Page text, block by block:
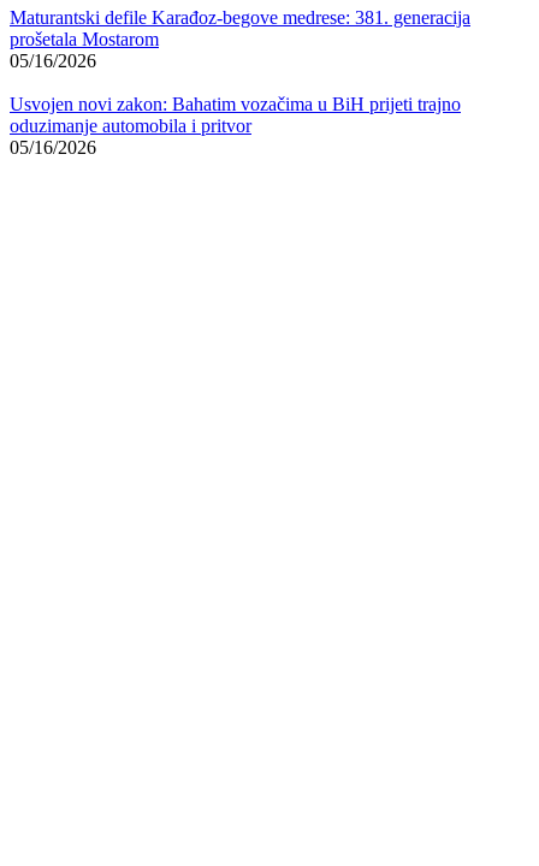
Maturantski defile Karađoz-begove medrese: 381. generacija
prošetala Mostarom
05/16/2026
Usvojen novi zakon: Bahatim vozačima u BiH prijeti trajno
oduzimanje automobila i pritvor
05/16/2026